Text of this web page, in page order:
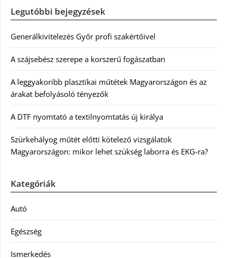
Legutóbbi bejegyzések
Generálkivitelezés Győr profi szakértőivel
A szájsebész szerepe a korszerű fogászatban
A leggyakoribb plasztikai műtétek Magyarországon és az
árakat befolyásoló tényezők
A DTF nyomtató a textilnyomtatás új királya
Szürkehályog műtét előtti kötelező vizsgálatok
Magyarországon: mikor lehet szükség laborra és EKG-ra?
Kategóriák
Autó
Egészség
Ismerkedés